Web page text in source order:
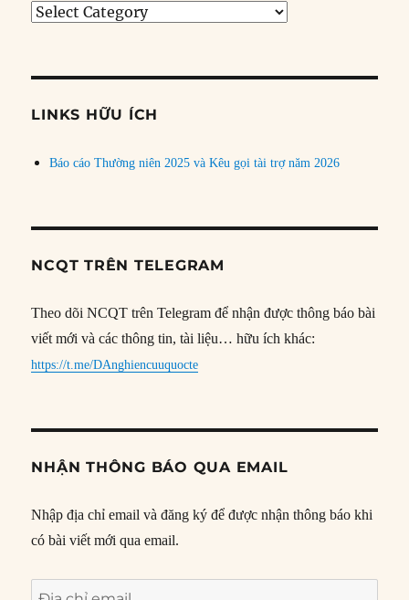
Tìm
đề
LINKS HỮU ÍCH
Báo cáo Thường niên 2025 và Kêu gọi tài trợ năm 2026
NCQT TRÊN TELEGRAM
Theo dõi NCQT trên Telegram để nhận được thông báo bài
viết mới và các thông tin, tài liệu… hữu ích khác:
https://t.me/DAnghiencuuquocte
NHẬN THÔNG BÁO QUA EMAIL
Nhập địa chỉ email và đăng ký để được nhận thông báo khi
có bài viết mới qua email.
Địa